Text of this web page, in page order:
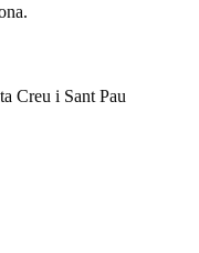
Creu i Sant Pau